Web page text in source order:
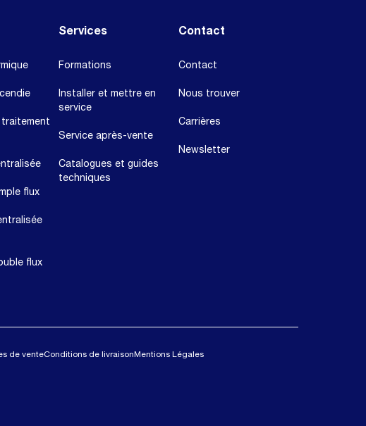
flux
flux
Services
Formations
Installer et mettre en
service
Service après-vente
Catalogues et guides
techniques
Contact
Contact
Nous trouver
Carrières
Newsletter
de venteConditions de livraison Mentions Légales